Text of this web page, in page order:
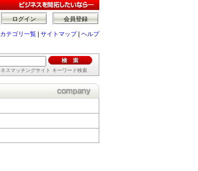
会員登録
ログイン
カテゴリ一覧 サイトマップ| ヘルプ
スマッチングサイト キーワード検索